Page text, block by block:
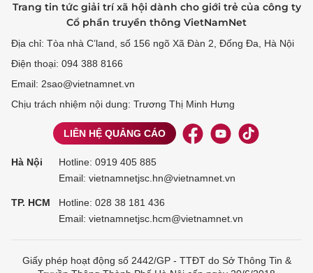
Trang tin tức giải trí xã hội dành cho giới trẻ của công ty
Cổ phần truyền thông VietNamNet
Địa chỉ: Tòa nhà C’land, số 156 ngõ Xã Đàn 2, Đống Đa, Hà Nội
Điện thoại: 094 388 8166
Email: 2sao@vietnamnet.vn
Chịu trách nhiệm nội dung: Trương Thị Minh Hưng
LIÊN HỆ QUẢNG CÁO
Hà Nội Hotline: 0919 405 885
Email: vietnamnetjsc.hn@vietnamnet.vn
TP. HCM Hotline: 028 38 181 436
Email: vietnamnetjsc.hcm@vietnamnet.vn
Giấy phép hoạt động số 2442/GP - TTĐT do Sở Thông Tin &